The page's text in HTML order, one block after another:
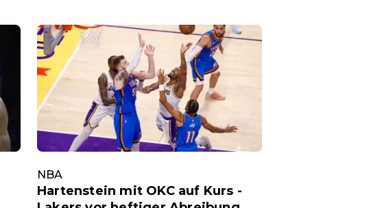
NBA
Hartenstein mit OKC auf Kurs -